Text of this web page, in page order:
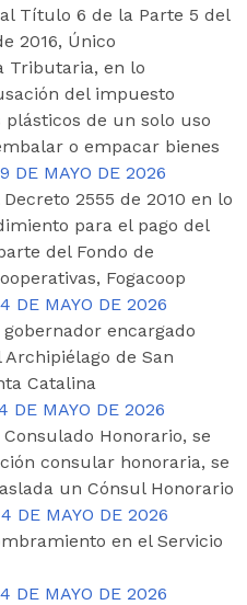
Título 6 de la Parte 5 del
2016, Único
Tributaria, en lo
del impuesto
de un solo uso
o empacar bienes
DE MAYO DE 2026
2555 de 2010 en lo
para el pago del
del Fondo de
Fogacoop
DE MAYO DE 2026
encargado
de San
Catalina
DE MAYO DE 2026
Honorario, se
consular honoraria, se
un Cónsul Honorario
DE MAYO DE 2026
en el Servicio
DE MAYO DE 2026